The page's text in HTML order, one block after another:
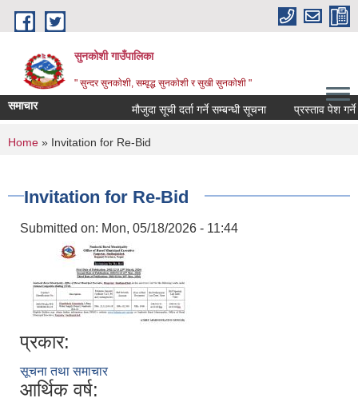
Skip to main content
सुनकोशी गाउँपालिका
" सुन्दर सुनकाेशी, सम्वृद्ध सुनकाेशी र सुखी सुनकाेशी "
समाचार मौजुदा सूची दर्ता गर्ने सम्बन्धी सूचना प्रस्ताव पेश गर्ने
You are here
Home » Invitation for Re-Bid
Invitation for Re-Bid
Submitted on: Mon, 05/18/2026 - 11:44
प्रकार:
सूचना तथा समाचार
आर्थिक वर्ष: